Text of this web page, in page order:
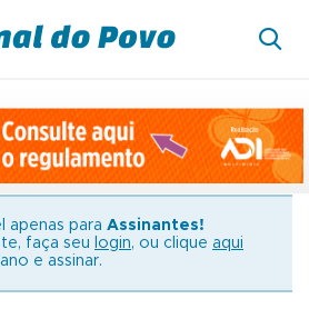
apenas para Assinantes!
faça seu
login, ou clique aqui
e assinar.